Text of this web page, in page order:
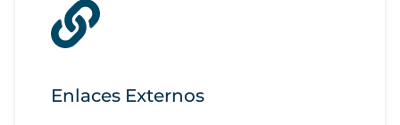
Enlaces Externos